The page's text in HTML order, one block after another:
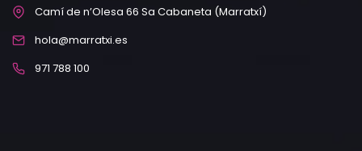
Camí de n’Olesa 66 Sa Cabaneta (Marratxí)
hola@marratxi.es
971 788 100